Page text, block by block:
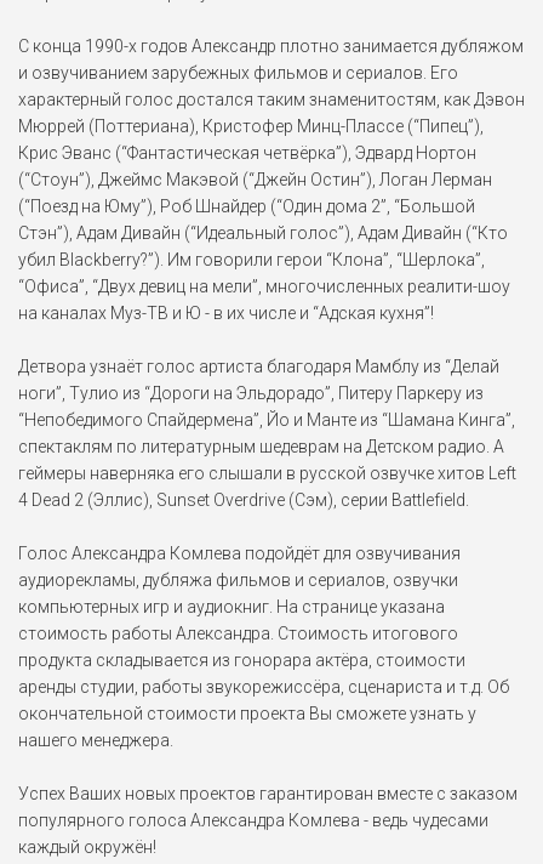
Оррин
Астробой (2009)
Тед Райли
Право на убийство (2008)
Задира
Весёлый класс (2008)
Edna & Harvey: The Breakout
(2008)
Тао Ван Лор
Гран Торино (2008)
Роберт Александр III
"Лось"
Шаг вперёд 2: Улицы (2008)
Бруно
Murder in the Abbey (2008)
(2007)
С конца 1990-х годов Александр плотно занимается дубляжом
и озвучиванием зарубежных фильмов и сериалов. Его
характерный голос достался таким знаменитостям, как Дэвон
Мюррей (Поттериана), Кристофер Минц-Плассе (“Пипец”),
Крис Эванс (“Фантастическая четвёрка”), Эдвард Нортон
(“Стоун”), Джеймс Макэвой (“Джейн Остин”), Логан Лерман
(“Поезд на Юму”), Роб Шнайдер (“Один дома 2”, “Большой
Стэн”), Адам Дивайн (“Идеальный голос”), Адам Дивайн (“Кто
убил Blackberry?”). Им говорили герои “Клона”, “Шерлока”,
“Офиса”, “Двух девиц на мели”, многочисленных реалити-шоу
на каналах Муз-ТВ и Ю - в их числе и “Адская кухня”!
Детвора узнаёт голос артиста благодаря Мамблу из “Делай
ноги”, Тулио из “Дороги на Эльдорадо”, Питеру Паркеру из
“Непобедимого Спайдермена”, Йо и Манте из “Шамана Кинга”,
спектаклям по литературным шедеврам на Детском радио. А
геймеры наверняка его слышали в русской озвучке хитов Left
4 Dead 2 (Эллис), Sunset Overdrive (Сэм), серии Battlefield.
Голос Александра Комлева подойдёт для озвучивания
аудиорекламы, дубляжа фильмов и сериалов, озвучки
компьютерных игр и аудиокниг. На странице указана
стоимость работы Александра. Стоимость итогового
продукта складывается из гонорара актёра, стоимости
аренды студии, работы звукорежиссёра, сценариста и т.д. Об
окончательной стоимости проекта Вы сможете узнать у
нашего менеджера.
Успех Ваших новых проектов гарантирован вместе с заказом
популярного голоса Александра Комлева - ведь чудесами
каждый окружён!